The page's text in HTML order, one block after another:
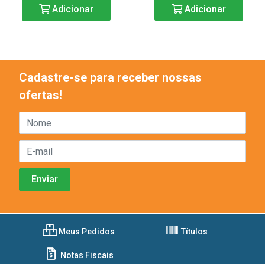
Adicionar Adicionar
Cadastre-se para receber nossas
ofertas!
Meus Pedidos Títulos
Notas Fiscais